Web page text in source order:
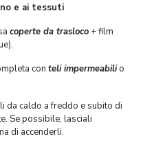
e ai tessuti
coperte da trasloco + film
con teli impermeabilio
da caldo a freddo e subito di
Se possibile, lasciali
di accenderli.